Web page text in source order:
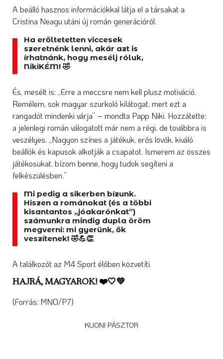
A beálló hasznos információkkal látja el a társakat a
Cristina Neagu utáni új román generációról.
Ha erőltetetten viccesek
szeretnénk lenni, akár azt is
írhatnánk, hogy mesélj róluk,
NikiKÉM! 🤣
És, mesélt is: „Erre a meccsre nem kell plusz motiváció.
Remélem, sok magyar szurkoló kilátogat, mert ezt a
rangadót mindenki várja” – mondta Papp Niki. Hozzátette:
a jelenlegi román válogatott már nem a régi, de továbbra is
veszélyes. „Nagyon színes a játékuk, erős lövők, kiváló
beállók és kapusok alkotják a csapatot. Ismerem az összes
játékosukat, bízom benne, hogy tudok segíteni a
felkészülésben.”
Mi pedig a sikerben bízunk.
Hiszen a románokat (és a többi
kisantantos „jóakarónkat”)
számunkra mindig dupla öröm
megverni: mi gyerünk, ők
veszítenek! 🤣💪👏
A találkozót az M4 Sport élőben közvetíti.
HAJRÁ, MAGYAROK! ❤️🤍💚
(Forrás: MNO/P7)
KUONI PÁSZTOR